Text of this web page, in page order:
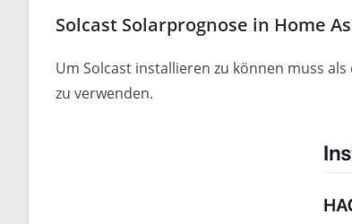
Solcast Solarprognose in Home
Um Solcast installieren zu können muss
zu verwenden.